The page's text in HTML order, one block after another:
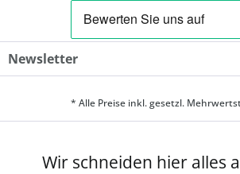
Newsletter
* Alle Preise inkl. gesetzl.
Wir schneiden hier alles